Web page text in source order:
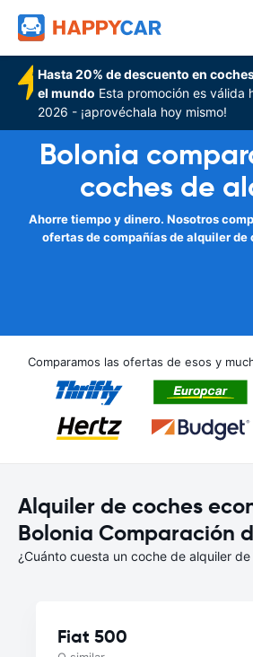
Hasta 20% de descuento en
el mundo Esta promoción es válida
2026 - ¡aprovéchala hoy mismo!
Bolonia
coches de
Ahorre tiempo y dinero. Nosotros
ofertas de compañías de alquiler de
Comparamos las ofertas de esos y
Alquiler de coches
Bolonia Comparación
¿Cuánto cuesta un coche de alquiler de
Fiat 500